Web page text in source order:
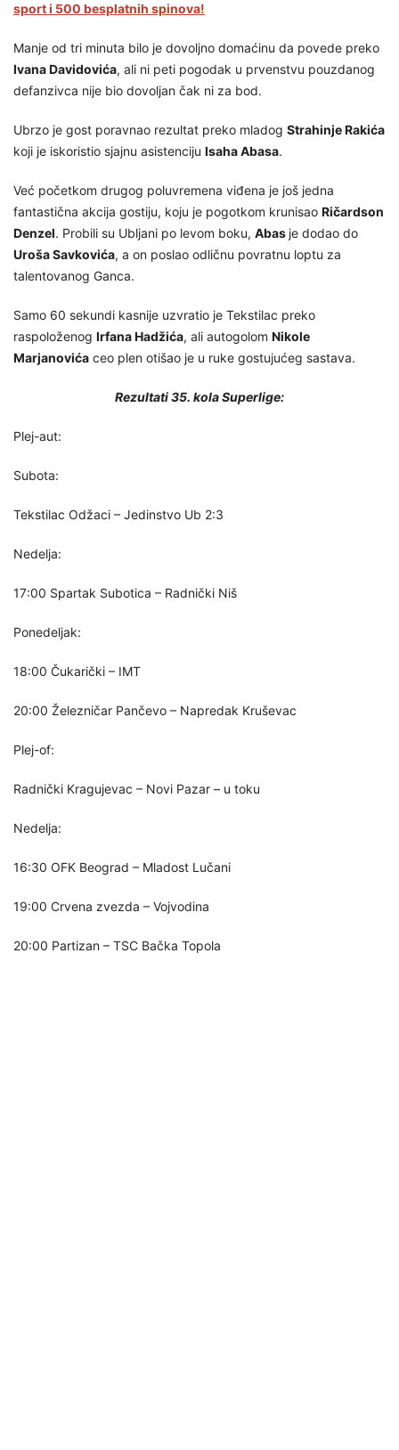
sport i 500 besplatnih spinova!
Manje od tri minuta bilo je dovoljno domaćinu da povede preko
Ivana Davidovića, ali ni peti pogodak u prvenstvu pouzdanog
defanzivca nije bio dovoljan čak ni za bod.
Ubrzo je gost poravnao rezultat preko mladog Strahinje Rakića
koji je iskoristio sjajnu asistenciju Isaha Abasa.
Već početkom drugog poluvremena viđena je još jedna
fantastična akcija gostiju, koju je pogotkom krunisao Ričardson
Denzel. Probili su Ubljani po levom boku, Abas je dodao do
Uroša Savkovića, a on poslao odličnu povratnu loptu za
talentovanog Ganca.
Samo 60 sekundi kasnije uzvratio je Tekstilac preko
raspoloženog Irfana Hadžića, ali autogolom Nikole
Marjanovića ceo plen otišao je u ruke gostujućeg sastava.
Rezultati 35. kola Superlige:
Plej-aut:
Subota:
Tekstilac Odžaci – Jedinstvo Ub 2:3
Nedelja:
17:00 Spartak Subotica – Radnički Niš
Ponedeljak:
18:00 Čukarički – IMT
20:00 Železničar Pančevo – Napredak Kruševac
Plej-of:
Radnički Kragujevac – Novi Pazar – u toku
Nedelja:
16:30 OFK Beograd – Mladost Lučani
19:00 Crvena zvezda – Vojvodina
20:00 Partizan – TSC Bačka Topola